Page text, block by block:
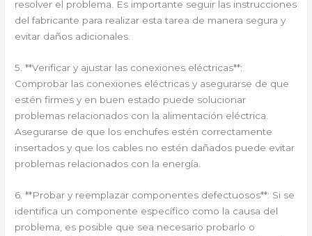
resolver el problema. Es importante seguir las instrucciones
del fabricante para realizar esta tarea de manera segura y
evitar daños adicionales.
5. **Verificar y ajustar las conexiones eléctricas**:
Comprobar las conexiones eléctricas y asegurarse de que
estén firmes y en buen estado puede solucionar
problemas relacionados con la alimentación eléctrica.
Asegurarse de que los enchufes estén correctamente
insertados y que los cables no estén dañados puede evitar
problemas relacionados con la energía.
6. **Probar y reemplazar componentes defectuosos**: Si se
identifica un componente específico como la causa del
problema, es posible que sea necesario probarlo o